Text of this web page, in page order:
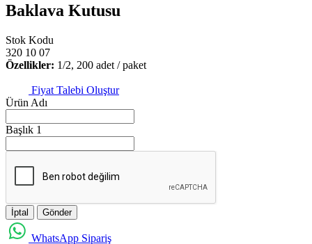
Baklava Kutusu
Stok Kodu
320 10 07
Özellikler: 1/2, 200 adet / paket
Fiyat Talebi Oluştur
Ürün Adı
Başlık 1
İptal Gönder
WhatsApp Sipariş